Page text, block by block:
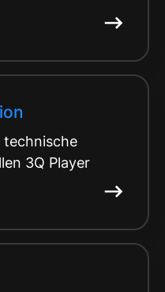
technische
3Q Player